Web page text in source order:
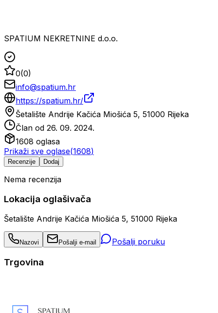
SPATIUM NEKRETNINE d.o.o.
0(0)
info@spatium.hr
https://spatium.hr/
Šetalište Andrije Kačića Miošića 5, 51000 Rijeka
Član od 26. 09. 2024.
1608 oglasa
Prikaži sve oglase(1608)
Recenzije Dodaj
Nema recenzija
Lokacija oglašivača
Šetalište Andrije Kačića Miošića 5, 51000 Rijeka
Nazovi Pošalji e-mail Pošalji poruku
Trgovina